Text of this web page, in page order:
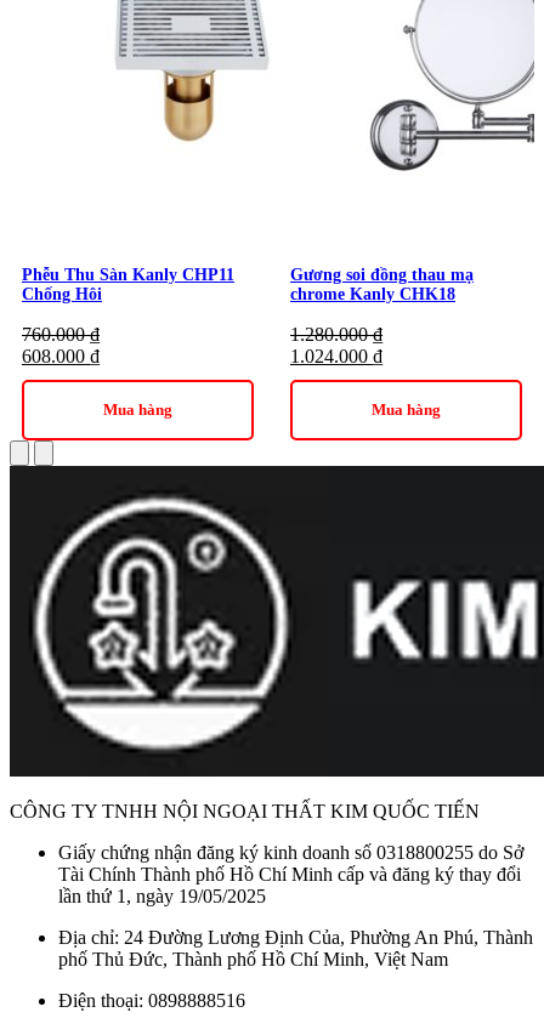
Phễu Thu Sàn Kanly CHP11
Chống Hôi
760.000₫
608.000 ₫
Mua hàng
Gương soi đồng thau mạ
chrome Kanly CHK18
1.280.000₫
1.024.000 ₫
Mua hàng
CÔNG TY TNHH NỘI NGOẠI THẤT KIM QUỐC TIẾN
Giấy chứng nhận đăng ký kinh doanh số 0318800255 do Sở
Tài Chính Thành phố Hồ Chí Minh cấp và đăng ký thay đổi
lần thứ 1, ngày 19/05/2025
Địa chỉ: 24 Đường Lương Định Của, Phường An Phú, Thành
phố Thủ Đức, Thành phố Hồ Chí Minh, Việt Nam
Điện thoại: 0898888516